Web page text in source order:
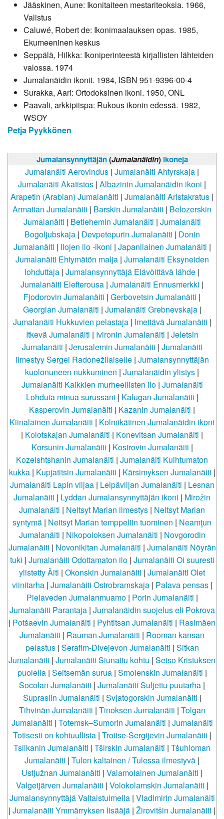
Jääskinen, Aune: Ikonitaiteen mestariteoksia. 1966,
Valistus
Caluwé, Robert de: Ikonimaalauksen opas. 1985,
Ekumeeninen keskus
Seppälä, Hilkka: Ikoniperinteestä kirjallisten lähteiden
valossa. 1974
Jumalanäidin ikonit. 1984, ISBN 951-9396-00-4
Surakka, Aari: Ortodoksinen ikoni. 1950, ONL
Paavali, arkkipiispa: Rukous ikonin edessä. 1982,
WSOY
Petja Pyykkönen
Jumalansynnyttäjän(Jumalanäidin) ikoneja
Jumalanäiti Aerovindus | Jumalanäiti Ahtyrskaja |
Jumalanäiti Akatistos | Albazinin Jumalanäidin ikoni |
Arapetin (Arabian) Jumalanäiti | Jumalanäiti Aristakratus |
Armatian Jumalanäiti | Barskin Jumalanäiti | Belozerskin
Jumalanäiti | Betlehemin Jumalanäiti | Jumalanäiti
Bogoljubskaja| Devpetepurin Jumalanäiti | Donin
Jumalanäiti | Ilojen ilo -ikoni | Japanilainen Jumalanäiti |
Jumalanäiti Ehtymätön malja| Jumalanäiti Eksyneiden
lohduttaja | Jumalansynnyttäjä Elävöittävä lähde |
Jumalanäiti Elefterousa | Jumalanäiti Ennusmerkki |
Fjodorovin Jumalanäiti | Gerbovetsin Jumalanäiti |
Georgian Jumalanäiti | Jumalanäiti Grebnevskaja|
Jumalanäiti Hukkuvien pelastaja| Imettävä Jumalanäiti |
Itkevä Jumalanäiti | Ivironin Jumalanäiti | Jeletsin
Jumalanäiti | Jerusalemin Jumalanäiti | Jumalanäiti
ilmestyy Sergei Radonežilaiselle| Jumalansynnyttäjän
kuolonuneen nukkuminen | Jumalanäidin ylistys |
Jumalanäiti Kaikkien murheellisten ilo| Jumalanäiti
Lohduta minua surussani | Kalugan Jumalanäiti |
Kasperovin Jumalanäiti | Kazanin Jumalanäiti |
Kiinalainen Jumalanäiti | Kolmikätinen Jumalanäidin ikoni
| Kolotskajan Jumalanäiti | Konevitsan Jumalanäiti |
Korsunin Jumalanäiti | Kostrovin Jumalanäiti |
Kozelshtshanin Jumalanäiti | Jumalanäiti Kuihtumaton
kukka| Kupjatitsin Jumalanäiti | Kärsimyksen Jumalanäiti |
Jumalanäiti Lapin viljaa| Leipäviljan Jumalanäiti | Lesnan
Jumalanäiti | Lyddan Jumalansynnyttäjän ikoni | Mirožin
Jumalanäiti | Neitsyt Marian ilmestys | Neitsyt Marian
syntymä | Neitsyt Marian temppeliin tuominen | Neamţun
Jumalanäiti | Nikopoioksen Jumalanäiti | Novgorodin
Jumalanäiti | Novonikitan Jumalanäiti | Jumalanäiti Nöyrän
tuki | Jumalanäiti Odottamaton ilo| Jumalanäiti Oi suuresti
ylistetty Äiti | Okonskin Jumalanäiti | Jumalanäiti Olet
viinitarha| Jumalanäiti Ostrobramskaja| Palava pensas|
Pielaveden Jumalanmuamo| Porin Jumalanäiti |
Jumalanäiti Parantaja| Jumalanäidin suojelus eli Pokrova
| Potšaevin Jumalanäiti | Pyhtitsan Jumalanäiti | Rasimäen
Jumalanäiti | Rauman Jumalanäiti | Rooman kansan
pelastus| Serafim-Divejevon Jumalanäiti | Sitkan
Jumalanäiti | Jumalanäiti Siunattu kohtu | Seiso Kristuksen
puolella| Seitsemän surua| Smolenskin Jumalanäiti |
Socolan Jumalanäiti | Jumalanäiti Suljettu puutarha |
Supraslin Jumalanäiti | Svjatogorskin Jumalanäiti |
Tihvinän Jumalanäiti | Tinoksen Jumalanäiti | Tolgan
Jumalanäiti | Totemsk–Sumorin Jumalanäiti | Jumalanäiti
Totisesti on kohtuullista| Troitse-Sergijevin Jumalanäiti |
Tsilkanin Jumalanäiti | Tširskin Jumalanäiti | Tšuhloman
Jumalanäiti | Tulen kaltainen / Tulessa ilmestyvä |
Ustjužnan Jumalanäiti | Valamolainen Jumalanäiti |
Valgetjärven Jumalanäiti | Volokolamskin Jumalanäiti |
Jumalansynnyttäjä Valtaistuimella| Vladimirin Jumalanäiti
| Jumalanäiti Ymmärryksen lisääjä | Žirovitšin Jumalanäiti |